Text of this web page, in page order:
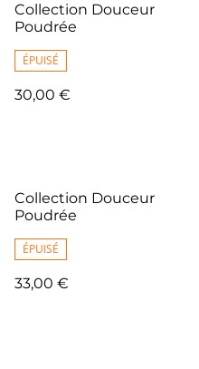
Collection Douceur
Poudrée
ÉPUISÉ
30,00 €
Collection Douceur
Poudrée
ÉPUISÉ
33,00 €